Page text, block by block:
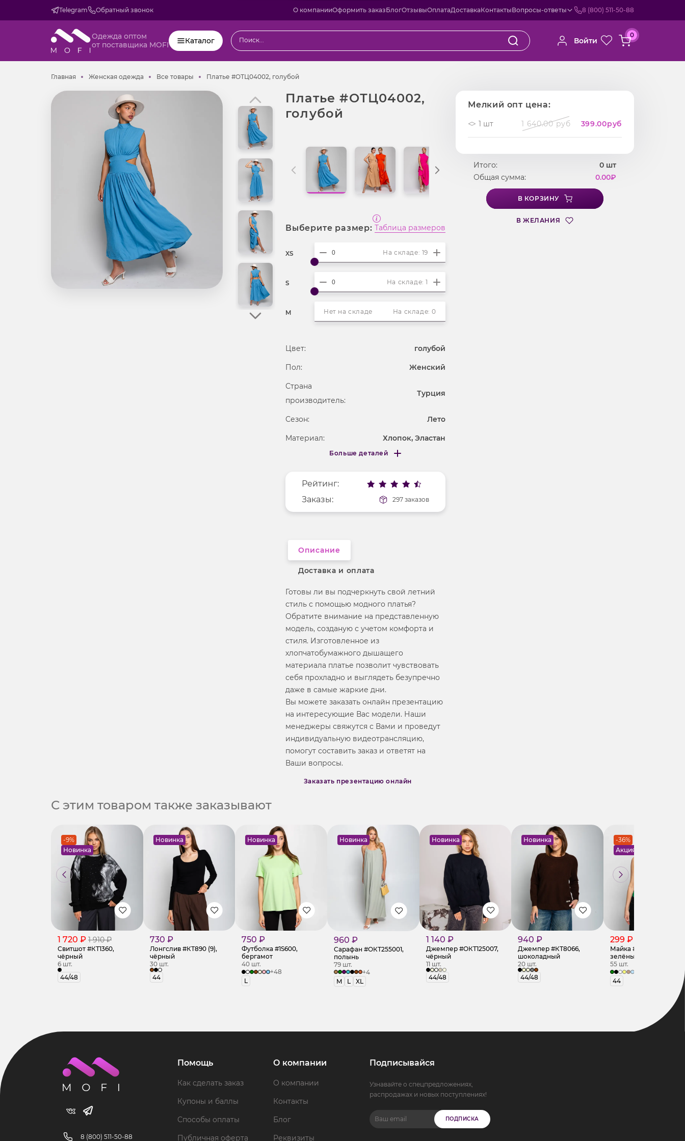
Telegram Обратный звонок О компанииОформить заказБлогОтзывыОплатаДоставкаКонтактыВопросы-ответы 8 (800) 511-50-88
Одежда оптом
от поставщика MOFI
Каталог Войти
0
ГлавнаяГлавнаяЖенская одежда Женская одежда
Все товары Все товары
Платье #ОТЦ04002, голубойПлатье #ОТЦ04002, голубой
Платье #ОТЦ04002,
голубой
Выберите размер: Таблица размеров
XS На складе: 19
S На складе: 1
M Нет на складе На складе: 0
Цвет: голубой
Пол: Женский
Страна
производитель:
Турция
Сезон: Лето
Материал:
Хлопок, Эластан
удлененный
Фактура материала
Длина рукава без рукавов
Больше деталей
Меньше деталей
Рейтинг:
Заказы:
297 заказов
Описание
Доставка и оплата
Готовы ли вы подчеркнуть свой летний
стиль с помощью модного платья?
Обратите внимание на представленную
модель, созданую с учетом комфорта и
стиля. Изготовленное из
хлопчатобумажного дышащего
материала платье позволит чувствовать
себя прохладно и выглядеть безупречно
даже в самые жаркие дни.
Вы можете заказать онлайн презентацию
на интересующие Вас модели. Наши
менеджеры свяжутся с Вами и проведут
индивидуальную видеотрансляцию,
помогут составить заказ и ответят на
Ваши вопросы.
Заказать презентацию онлайн
Мелкий опт цена:
1 шт 1 640.00 руб 399.00руб
Итого: 0 шт
Общая сумма:
0.00₽
В КОРЗИНУ
В ЖЕЛАНИЯ
С этим товаром также заказывают
-9%
Новинка
1 720 ₽ 1 910 ₽
Свитшот #КТ1360,
чёрный
6 шт.
44/48
Новинка
730 ₽
Лонгслив #КТ890 (9),
чёрный
30 шт.
44
Новинка
750 ₽
Футболка #1S600,
бергамот
40 шт.
+48
L
Новинка
960 ₽
Сарафан #ОКТ255001,
полынь
79 шт.
+4
M
L XL
Новинка
1 140 ₽
Джемпер #ОКТ125007,
чёрный
11 шт.
44/48
Новинка
940 ₽
Джемпер #КТ8066,
шоколадный
20 шт.
44/48
-36%
Акция
299 ₽
Майка #КТ2256,
зелёный
55 шт.
44
8 (800) 511-50-88
Помощь
Как сделать заказ
Купоны и баллы
Способы оплаты
Публичная оферта
О компании
О компании
Контакты
Блог
Реквизиты
Подписывайся
Узнавайте о спецпредложениях,
распродажах и новых поступлениях!
ПОДПИСКА